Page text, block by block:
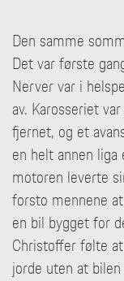
Den samme
Det var første
Nerver var i
av. Karosseriet
fjernet, og et
en helt annen
motoren leverte
forsto mennene
en bil bygget for
Christoffer følte
jorde uten at